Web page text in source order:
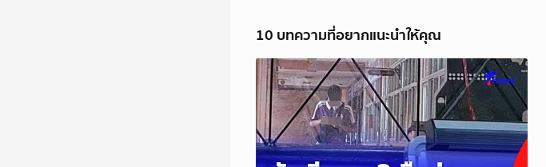
10 บทความที่อยากแนะนำให้คุณ